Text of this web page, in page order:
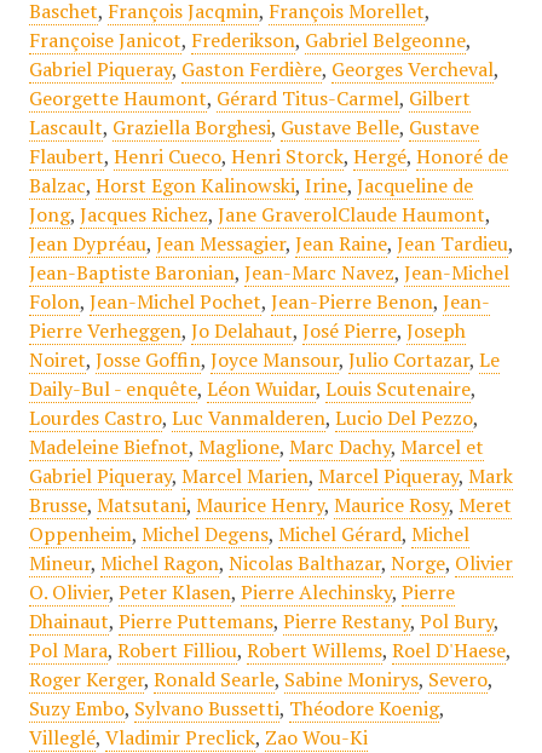
Baschet, François Jacqmin, François Morellet,
Françoise Janicot, Frederikson, Gabriel Belgeonne,
Gabriel Piqueray, Gaston Ferdière, Georges Vercheval,
Georgette Haumont, Gérard Titus-Carmel, Gilbert
Lascault, Graziella Borghesi, Gustave Belle, Gustave
Flaubert, Henri Cueco, Henri Storck, Hergé, Honoré de
Balzac, Horst Egon Kalinowski, Irine, Jacqueline de
Jong, Jacques Richez, Jane GraverolClaude Haumont,
Jean Dypréau, Jean Messagier, Jean Raine, Jean Tardieu,
Jean-Baptiste Baronian, Jean-Marc Navez, Jean-Michel
Folon, Jean-Michel Pochet, Jean-Pierre Benon, Jean-
Pierre Verheggen, Jo Delahaut, José Pierre, Joseph
Noiret, Josse Goffin, Joyce Mansour, Julio Cortazar, Le
Daily-Bul - enquête, Léon Wuidar, Louis Scutenaire,
Lourdes Castro, Luc Vanmalderen, Lucio Del Pezzo,
Madeleine Biefnot, Maglione, Marc Dachy, Marcel et
Gabriel Piqueray, Marcel Marien, Marcel Piqueray, Mark
Brusse, Matsutani, Maurice Henry, Maurice Rosy, Meret
Oppenheim, Michel Degens, Michel Gérard, Michel
Mineur, Michel Ragon, Nicolas Balthazar, Norge, Olivier
O. Olivier, Peter Klasen, Pierre Alechinsky, Pierre
Dhainaut, Pierre Puttemans, Pierre Restany, Pol Bury,
Pol Mara, Robert Filliou, Robert Willems, Roel D'Haese,
Roger Kerger, Ronald Searle, Sabine Monirys, Severo,
Suzy Embo, Sylvano Bussetti, Théodore Koenig,
Villeglé, Vladimir Preclick, Zao Wou-Ki